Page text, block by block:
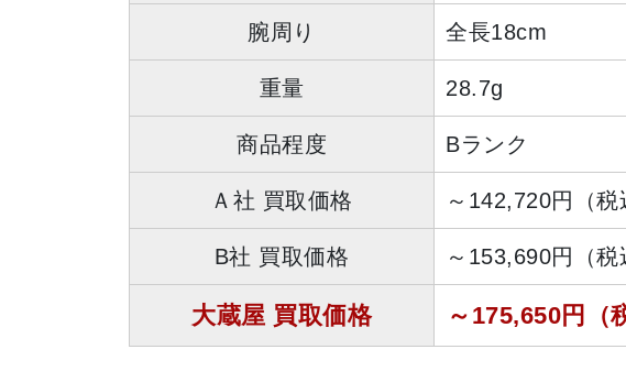
腕周り 全長18cm
重量 28.7g
商品程度 Bランク
Ａ社 買取価格 ～142,720円（税
B社 買取価格 ～153,690円（税
大蔵屋 買取価格 ～175,650円（